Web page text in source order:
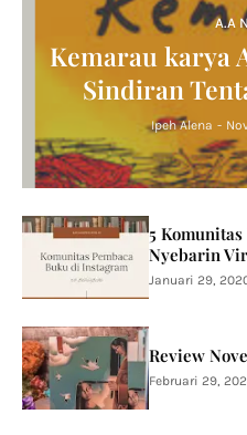
A.A
Kemarau karya
Sindiran
Ipeh Alena -
5
Nyebarin
Januari 29,
Review
Februari 29,